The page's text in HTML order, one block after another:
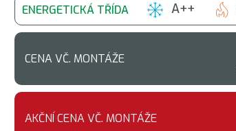
ENERGETICKÁ TŘÍDA A++
CENA VČ. MONTÁŽE
AKČNÍ CENA VČ. MONTÁŽE